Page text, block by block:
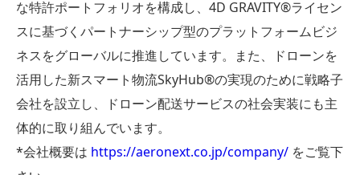
な特許ポートフォリオを構成し、4D GRAVITY®︎ライセン
スに基づくパートナーシップ型のプラットフォームビジ
ネスをグローバルに推進しています。また、ドローンを
活用した新スマート物流SkyHub®の実現のために戦略子
会社を設立し、ドローン配送サービスの社会実装にも主
体的に取り組んでいます。
*会社概要は https://aeronext.co.jp/company/ をご覧下